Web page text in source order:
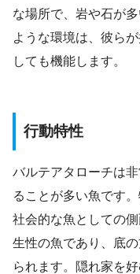
な場所で、岩や石が
ような環境は、彼ら
しても機能します。
行動特性
バルテアタローチは
ることが多い魚です
社会的な魚としての
生性の魚であり、底
られます。隠れ家を